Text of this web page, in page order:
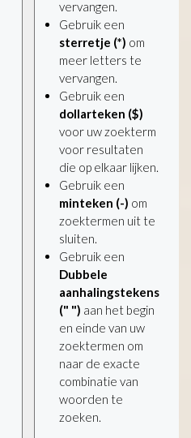
vervangen.
Gebruik een
sterretje (*) om
meer letters te
vervangen.
Gebruik een
dollarteken ($)
voor uw zoekterm
voor resultaten
die op elkaar lijken.
Gebruik een
minteken (-) om
zoektermen uit te
sluiten.
Gebruik een
Dubbele
aanhalingstekens
(" ") aan het begin
en einde van uw
zoektermen om
naar de exacte
combinatie van
woorden te
zoeken.